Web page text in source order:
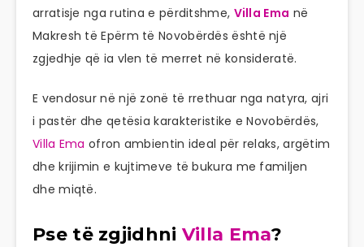
arratisje nga rutina e përditshme, Villa Ema në
Makresh të Epërm të Novobërdës është një
zgjedhje që ia vlen të merret në konsideratë.
E vendosur në një zonë të rrethuar nga natyra, ajri
i pastër dhe qetësia karakteristike e Novobërdës,
Villa Ema ofron ambientin ideal për relaks, argëtim
dhe krijimin e kujtimeve të bukura me familjen
dhe miqtë.
Pse të zgjidhni Villa Ema?